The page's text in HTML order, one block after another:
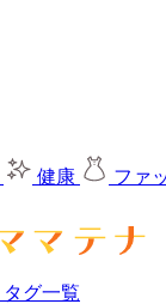
健康
ファ
タグ一覧